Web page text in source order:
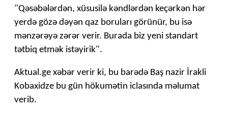
"Qəsəbələrdən, xüsusilə kəndlərdən keçərkən hər
yerdə gözə dəyən qaz boruları görünür, bu isə
mənzərəyə zərər verir. Burada biz yeni standart
tətbiq etmək istəyirik".
Aktual.ge xəbər verir ki, bu barədə Baş nazir İrakli
Kobaxidze bu gün hökumətin iclasında məlumat
verib.